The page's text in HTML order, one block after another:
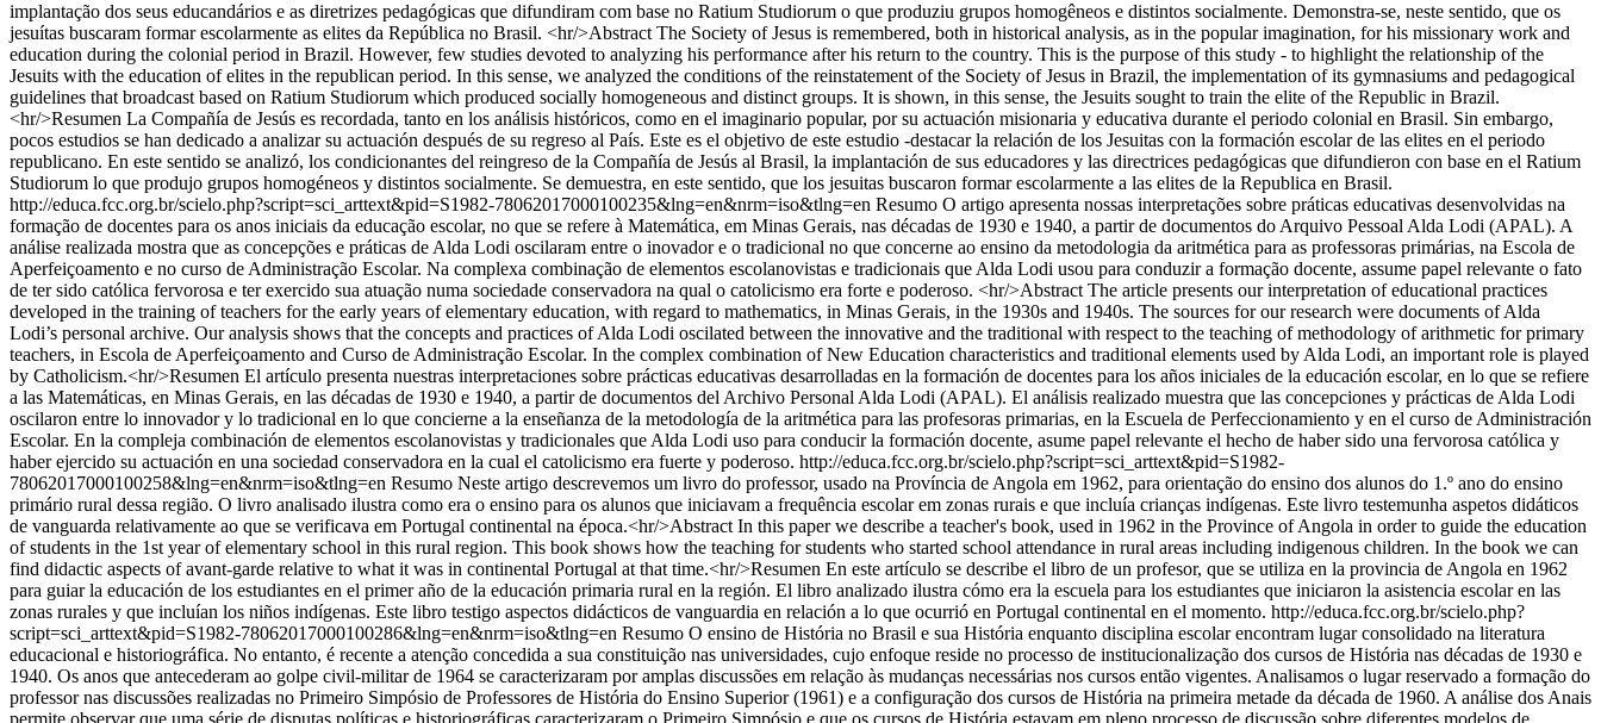
implantação dos seus educandários e as diretrizes pedagógicas que difundiram com base no Ratium Studiorum o que produziu grupos homogêneos e distintos socialmente. Demonstra-se, neste sentido, que os
jesuítas buscaram formar escolarmente as elites da República no Brasil. <hr/>Abstract The Society of Jesus is remembered, both in historical analysis, as in the popular imagination, for his missionary work and
education during the colonial period in Brazil. However, few studies devoted to analyzing his performance after his return to the country. This is the purpose of this study - to highlight the relationship of the
Jesuits with the education of elites in the republican period. In this sense, we analyzed the conditions of the reinstatement of the Society of Jesus in Brazil, the implementation of its gymnasiums and pedagogical
guidelines that broadcast based on Ratium Studiorum which produced socially homogeneous and distinct groups. It is shown, in this sense, the Jesuits sought to train the elite of the Republic in Brazil.
<hr/>Resumen La Compañía de Jesús es recordada, tanto en los análisis históricos, como en el imaginario popular, por su actuación misionaria y educativa durante el periodo colonial en Brasil. Sin embargo,
pocos estudios se han dedicado a analizar su actuación después de su regreso al País. Este es el objetivo de este estudio -destacar la relación de los Jesuitas con la formación escolar de las elites en el periodo
republicano. En este sentido se analizó, los condicionantes del reingreso de la Compañía de Jesús al Brasil, la implantación de sus educadores y las directrices pedagógicas que difundieron con base en el Ratium
Studiorum lo que produjo grupos homogéneos y distintos socialmente. Se demuestra, en este sentido, que los jesuitas buscaron formar escolarmente a las elites de la Republica en Brasil.
http://educa.fcc.org.br/scielo.php?script=sci_arttext&pid=S1982-78062017000100235&lng=en&nrm=iso&tlng=en Resumo O artigo apresenta nossas interpretações sobre práticas educativas desenvolvidas na
formação de docentes para os anos iniciais da educação escolar, no que se refere à Matemática, em Minas Gerais, nas décadas de 1930 e 1940, a partir de documentos do Arquivo Pessoal Alda Lodi (APAL). A
análise realizada mostra que as concepções e práticas de Alda Lodi oscilaram entre o inovador e o tradicional no que concerne ao ensino da metodologia da aritmética para as professoras primárias, na Escola de
Aperfeiçoamento e no curso de Administração Escolar. Na complexa combinação de elementos escolanovistas e tradicionais que Alda Lodi usou para conduzir a formação docente, assume papel relevante o fato
de ter sido católica fervorosa e ter exercido sua atuação numa sociedade conservadora na qual o catolicismo era forte e poderoso. <hr/>Abstract The article presents our interpretation of educational practices
developed in the training of teachers for the early years of elementary education, with regard to mathematics, in Minas Gerais, in the 1930s and 1940s. The sources for our research were documents of Alda
Lodi’s personal archive. Our analysis shows that the concepts and practices of Alda Lodi oscilated between the innovative and the traditional with respect to the teaching of methodology of arithmetic for primary
teachers, in Escola de Aperfeiçoamento and Curso de Administração Escolar. In the complex combination of New Education characteristics and traditional elements used by Alda Lodi, an important role is played
by Catholicism.<hr/>Resumen El artículo presenta nuestras interpretaciones sobre prácticas educativas desarrolladas en la formación de docentes para los años iniciales de la educación escolar, en lo que se refiere
a las Matemáticas, en Minas Gerais, en las décadas de 1930 e 1940, a partir de documentos del Archivo Personal Alda Lodi (APAL). El análisis realizado muestra que las concepciones y prácticas de Alda Lodi
oscilaron entre lo innovador y lo tradicional en lo que concierne a la enseñanza de la metodología de la aritmética para las profesoras primarias, en la Escuela de Perfeccionamiento y en el curso de Administración
Escolar. En la compleja combinación de elementos escolanovistas y tradicionales que Alda Lodi uso para conducir la formación docente, asume papel relevante el hecho de haber sido una fervorosa católica y
haber ejercido su actuación en una sociedad conservadora en la cual el catolicismo era fuerte y poderoso. http://educa.fcc.org.br/scielo.php?script=sci_arttext&pid=S1982-
78062017000100258&lng=en&nrm=iso&tlng=en Resumo Neste artigo descrevemos um livro do professor, usado na Província de Angola em 1962, para orientação do ensino dos alunos do 1.º ano do ensino
primário rural dessa região. O livro analisado ilustra como era o ensino para os alunos que iniciavam a frequência escolar em zonas rurais e que incluía crianças indígenas. Este livro testemunha aspetos didáticos
de vanguarda relativamente ao que se verificava em Portugal continental na época.<hr/>Abstract In this paper we describe a teacher's book, used in 1962 in the Province of Angola in order to guide the education
of students in the 1st year of elementary school in this rural region. This book shows how the teaching for students who started school attendance in rural areas including indigenous children. In the book we can
find didactic aspects of avant-garde relative to what it was in continental Portugal at that time.<hr/>Resumen En este artículo se describe el libro de un profesor, que se utiliza en la provincia de Angola en 1962
para guiar la educación de los estudiantes en el primer año de la educación primaria rural en la región. El libro analizado ilustra cómo era la escuela para los estudiantes que iniciaron la asistencia escolar en las
zonas rurales y que incluían los niños indígenas. Este libro testigo aspectos didácticos de vanguardia en relación a lo que ocurrió en Portugal continental en el momento. http://educa.fcc.org.br/scielo.php?
script=sci_arttext&pid=S1982-78062017000100286&lng=en&nrm=iso&tlng=en Resumo O ensino de História no Brasil e sua História enquanto disciplina escolar encontram lugar consolidado na literatura
educacional e historiográfica. No entanto, é recente a atenção concedida a sua constituição nas universidades, cujo enfoque reside no processo de institucionalização dos cursos de História nas décadas de 1930 e
1940. Os anos que antecederam ao golpe civil-militar de 1964 se caracterizaram por amplas discussões em relação às mudanças necessárias nos cursos então vigentes. Analisamos o lugar reservado a formação do
professor nas discussões realizadas no Primeiro Simpósio de Professores de História do Ensino Superior (1961) e a configuração dos cursos de História na primeira metade da década de 1960. A análise dos Anais
permite observar que uma série de disputas políticas e historiográficas caracterizaram o Primeiro Simpósio e que os cursos de História estavam em pleno processo de discussão sobre diferentes modelos de